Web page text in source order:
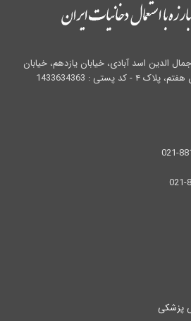
الدین اسد آبادی، خیابان یازدهم، خیابان
پستی : 1433634363
پزشكی